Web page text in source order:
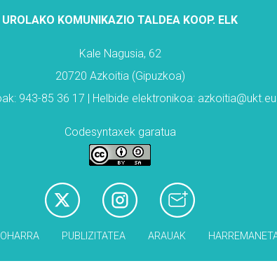
UROLAKO KOMUNIKAZIO TALDEA KOOP. ELK
Kale Nagusia, 62
20720 Azkoitia (Gipuzkoa)
943-85 36 17 | Helbide elektronikoa:
Codesyntaxek garatua
PUBLIZITATEA ARAUAK